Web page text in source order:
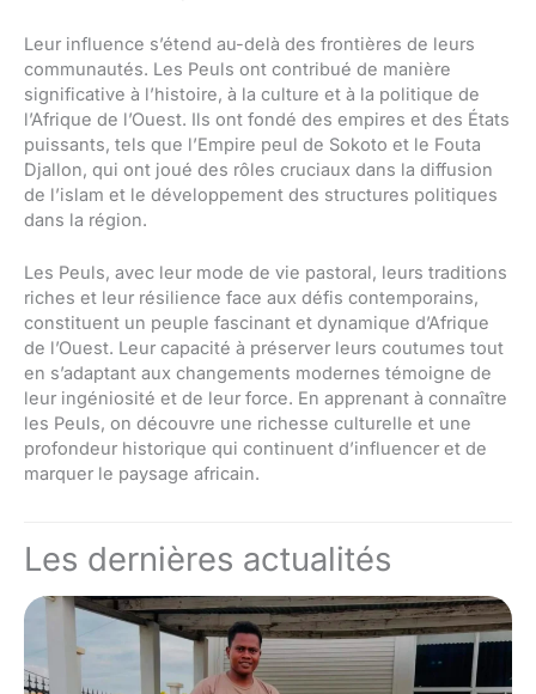
Leur influence s’étend au-delà des frontières de leurs
communautés. Les Peuls ont contribué de manière
significative à l’histoire, à la culture et à la politique de
l’Afrique de l’Ouest. Ils ont fondé des empires et des États
puissants, tels que l’Empire peul de Sokoto et le Fouta
Djallon, qui ont joué des rôles cruciaux dans la diffusion
de l’islam et le développement des structures politiques
dans la région.
Les Peuls, avec leur mode de vie pastoral, leurs traditions
riches et leur résilience face aux défis contemporains,
constituent un peuple fascinant et dynamique d’Afrique
de l’Ouest. Leur capacité à préserver leurs coutumes tout
en s’adaptant aux changements modernes témoigne de
leur ingéniosité et de leur force. En apprenant à connaître
les Peuls, on découvre une richesse culturelle et une
profondeur historique qui continuent d’influencer et de
marquer le paysage africain.
Les dernières actualités